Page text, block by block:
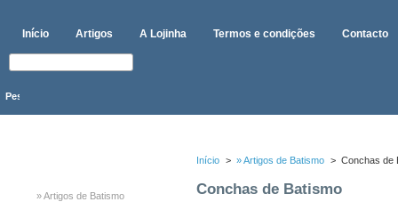
Início Artigos A Lojinha Termos e condições Contacto
» Artigos de Batismo
Início > » Artigos de Batismo > Conchas de
Conchas de Batismo